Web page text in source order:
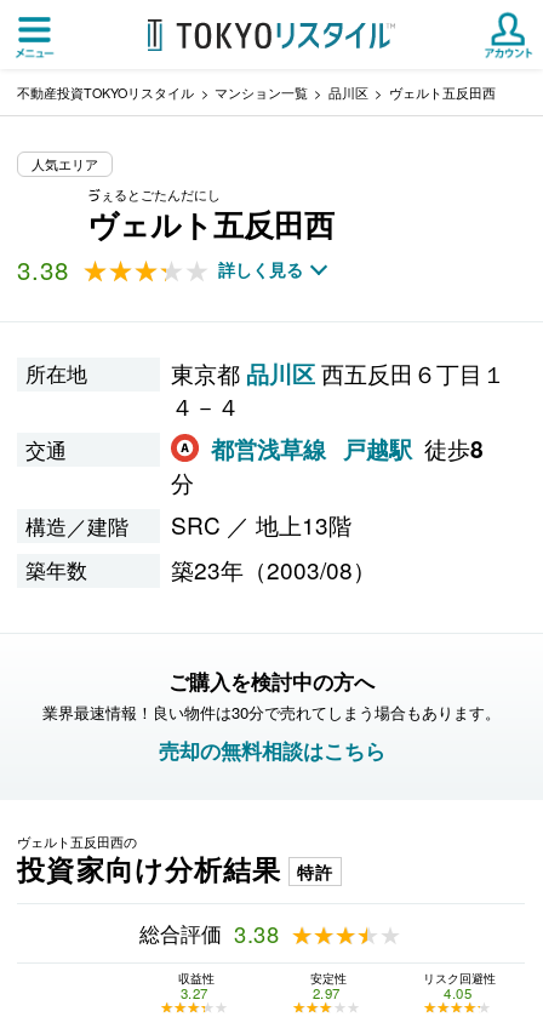
不動産投資TOKYOリスタイル マンション一覧 品川区 ヴェルト五反田西
人気エリア
ゔぇるとごたんだにし
ヴェルト五反田西
3.38 ★★★★★
★★★★★ 詳しく見る
所在地 東京都 品川区西五反田６丁目１
４－４
交通 都営浅草線 戸越駅 徒歩8
分
構造／建階 SRC ／ 地上13階
築年数 築23年（2003/08）
ご購入を検討中の方へ
業界最速情報！良い物件は30分で売れてしまう場合もあります。
売却の無料相談はこちら
ヴェルト五反田西の
投資家向け分析結果 特許
総合評価 3.38 ★★★★★
★★★★★
収益性
3.27
★★★★★
★★★★★
安定性
2.97
★★★★★
★★★★★
リスク回避性
4.05
★★★★★
★★★★★